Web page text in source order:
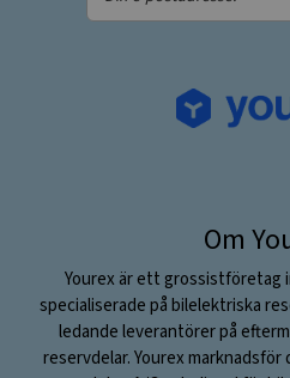
e-
Om
Yourex är ett grossistföretag
specialiserade på bilelektriska
ledande leverantörer på
reservdelar. Yourex